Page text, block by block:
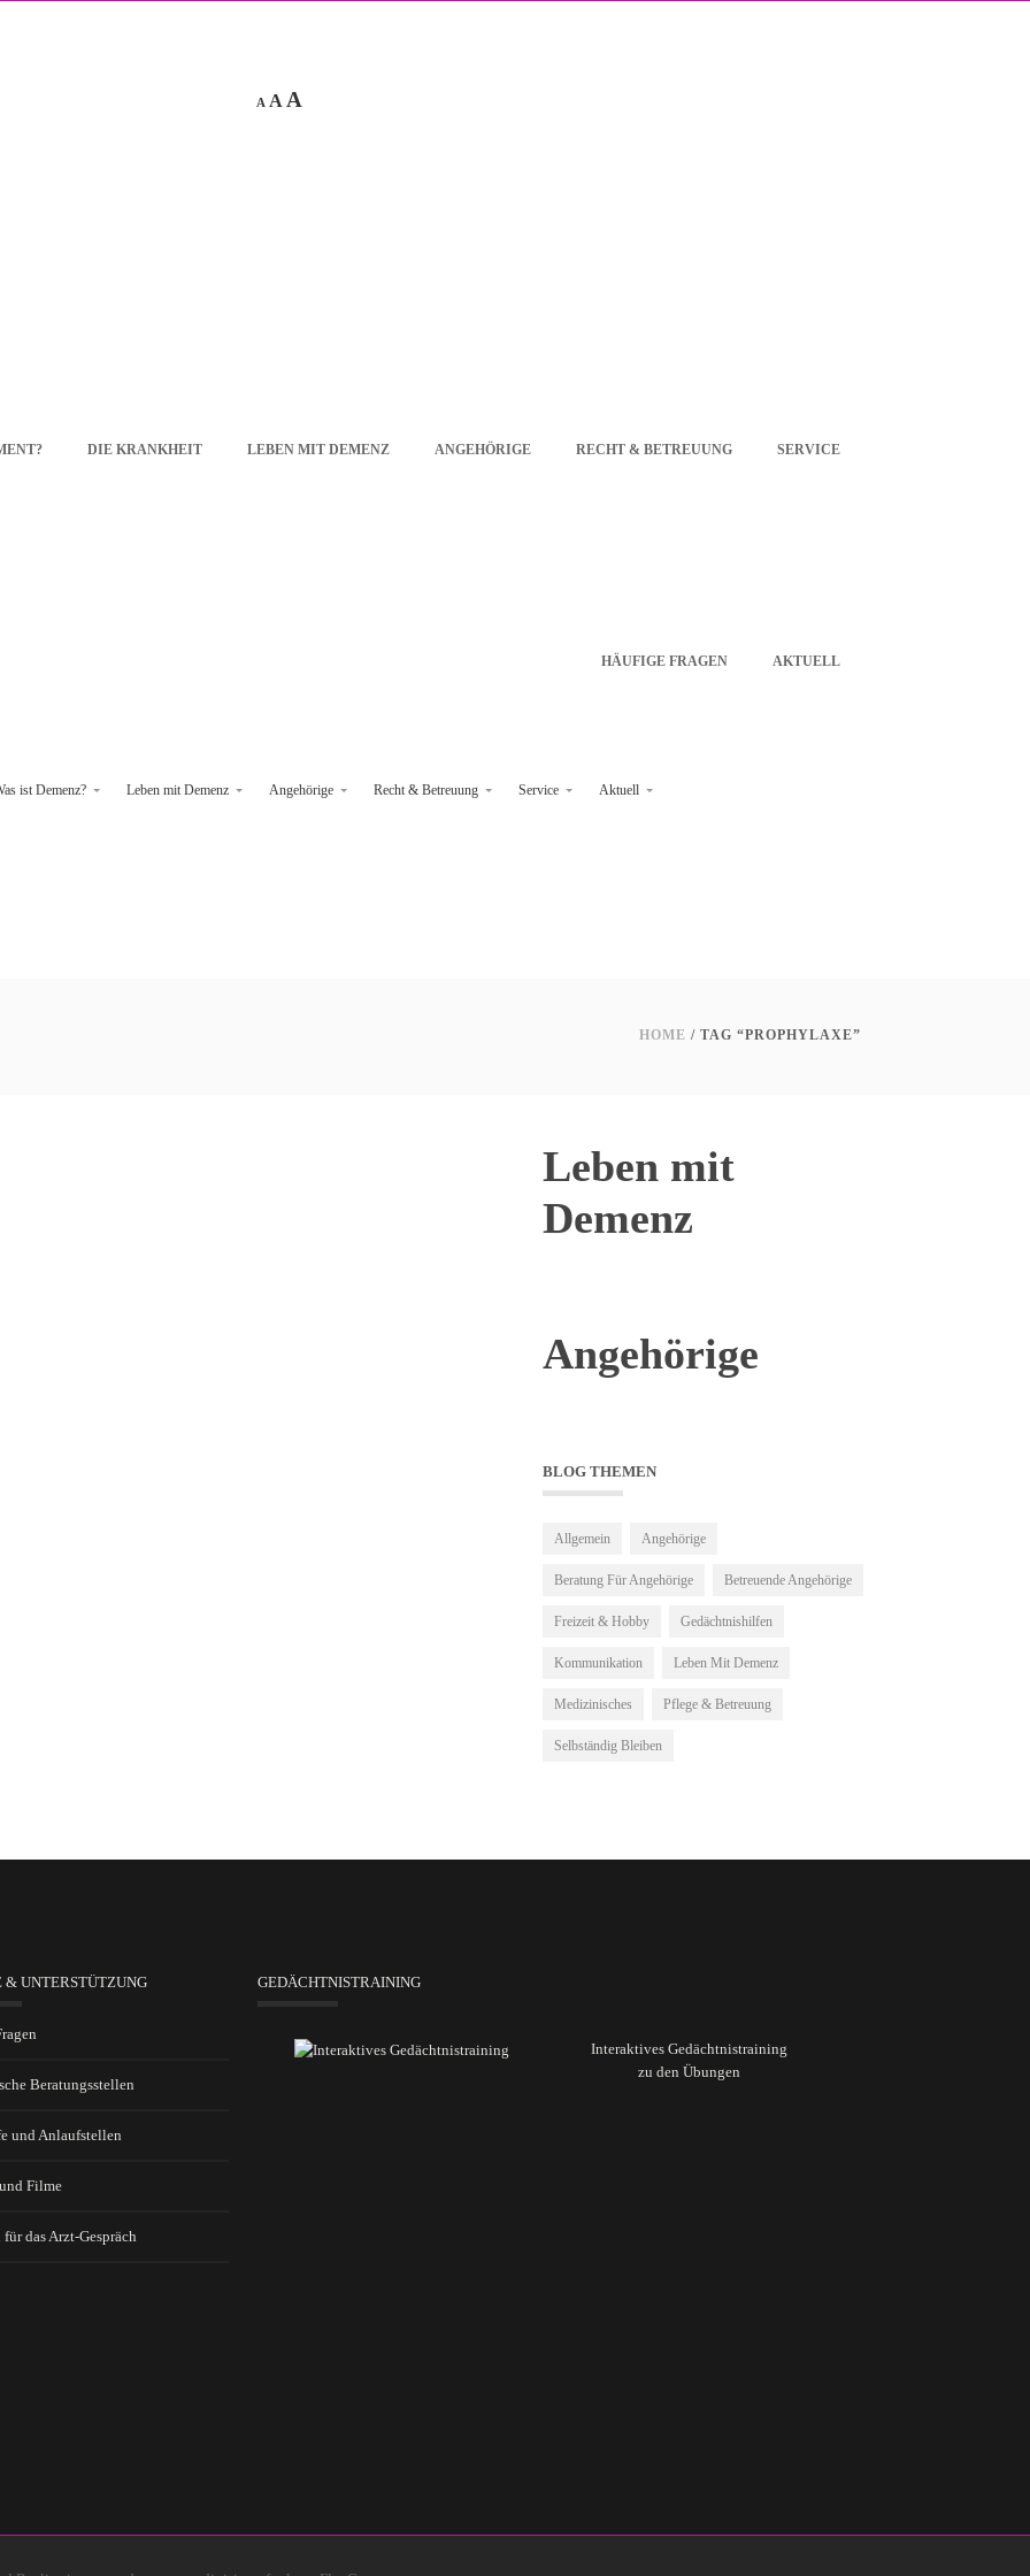
A A A
DIE KRANKHEIT LEBEN MIT DEMENZ ANGEHÖRIGE RECHT & BETREUUNG SERVICE
HÄUFIGE FRAGEN AKTUELL
ist Demenz? Leben mit Demenz Angehörige Recht & Betreuung Service Aktuell
HOME / TAG “PROPHYLAXE”
Leben mit
Demenz
Angehörige
BLOG THEMEN
Allgemein Angehörige
Beratung Für Angehörige Betreuende Angehörige
Freizeit & Hobby Gedächtnishilfen
Kommunikation Leben Mit Demenz
Medizinisches Pflege & Betreuung
Selbständig Bleiben
& UNTERSTÜTZUNG
Beratungsstellen
und Anlaufstellen
Filme
das Arzt-Gespräch
GEDÄCHTNISTRAINING
Interaktives Gedächtnistraining
zu den Übungen